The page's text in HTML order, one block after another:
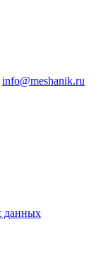
info@meshanik.ru
данных